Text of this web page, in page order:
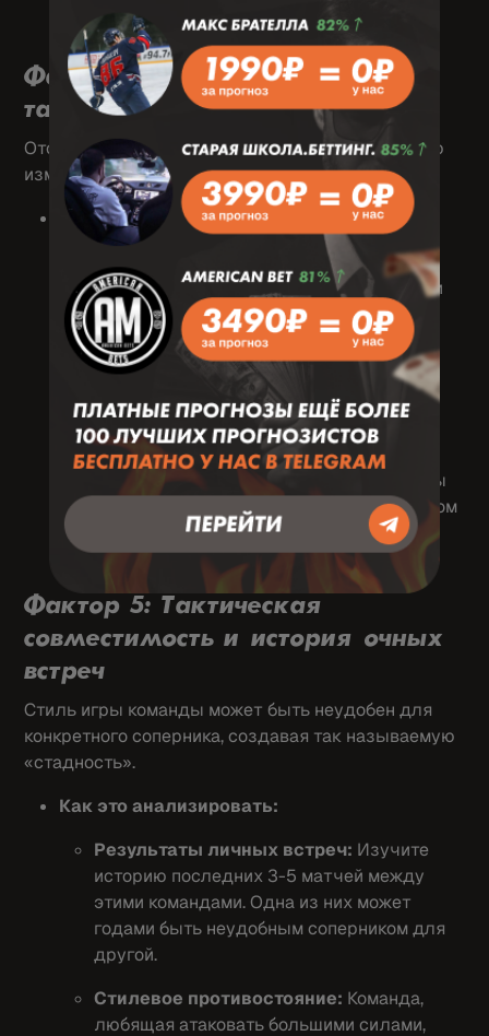
поле.
Фактор 4: Кадровые потери и
тактическая готовность
Отсутствие ключевых игроков может полностью
изменить баланс сил в предстоящем матче.
Что проверять в первую очередь:
Травмы основного состава:
Выбытие
лидера атаки, ключевого защитника или
вратаря — тяжелый удар для любой
команды.
Дисквалификации:Накопившиеся
желтые и красные карточки лишают
тренера важных элементов тактики.
Слухи и атмосфера в клубе:
Конфликты
внутри команды или с тренерским штабом
моментально сказываются на
результатах.
Фактор 5: Тактическая
совместимость и история очных
встреч
Стиль игры команды может быть неудобен для
конкретного соперника, создавая так называемую
«стадность».
Как это анализировать:
Результаты личных встреч: Изучите
историю последних 3-5 матчей между
этими командами. Одна из них может
годами быть неудобным соперником для
другой.
Стилевое противостояние: Команда,
любящая атаковать большими силами,